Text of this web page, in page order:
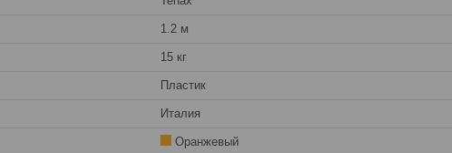
1.2 м
15 кг
Пластик
Италия
Оранжевый